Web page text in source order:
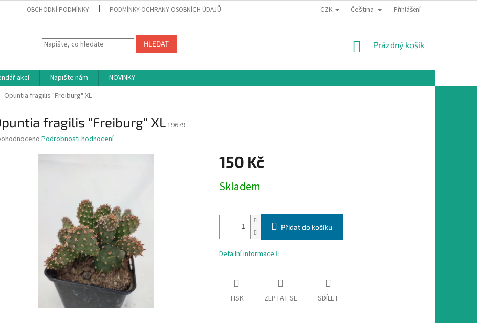
OBCHODNÍ PODMÍNKY PODMÍNKY OCHRANY OSOBNÍCH ÚDAJŮ CZK Čeština Přihlášení
HLEDAT
NÁKUPNÍ
Prázdný košík
akcí Napište nám
NOVINKY
Opuntia fragilis "Freiburg" XL
fragilis "Freiburg" XL19679
Podrobnosti hodnocení
150 Kč
cena:
Skladem
Přidat do košíku
Detailní informace
TISK ZEPTAT SE SDÍLET